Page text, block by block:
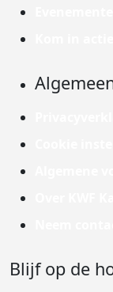
Blijf op de